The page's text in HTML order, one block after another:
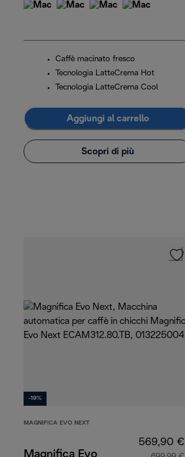
Caffè macinato fresco
Tecnologia LatteCrema Hot
Tecnologia LatteCrema Cool
Aggiungi al carrello
Scopri di più
-19%
MAGNIFICA EVO NEXT
Magnifica Evo
569,90 €